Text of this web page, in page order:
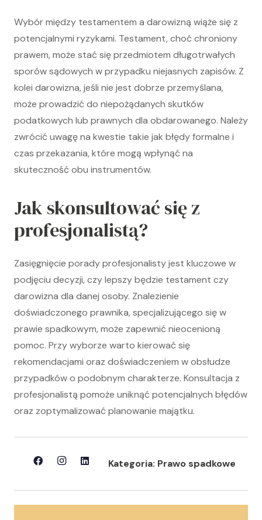
Wybór między testamentem a darowizną wiąże się z
potencjalnymi ryzykami. Testament, choć chroniony
prawem, może stać się przedmiotem długotrwałych
sporów sądowych w przypadku niejasnych zapisów. Z
kolei darowizna, jeśli nie jest dobrze przemyślana,
może prowadzić do niepożądanych skutków
podatkowych lub prawnych dla obdarowanego. Należy
zwrócić uwagę na kwestie takie jak błędy formalne i
czas przekazania, które mogą wpłynąć na
skuteczność obu instrumentów.
Jak skonsultować się z
profesjonalistą?
Zasięgnięcie porady profesjonalisty jest kluczowe w
podjęciu decyzji, czy lepszy będzie testament czy
darowizna dla danej osoby. Znalezienie
doświadczonego prawnika, specjalizującego się w
prawie spadkowym, może zapewnić nieocenioną
pomoc. Przy wyborze warto kierować się
rekomendacjami oraz doświadczeniem w obsłudze
przypadków o podobnym charakterze. Konsultacja z
profesjonalistą pomoże uniknąć potencjalnych błędów
oraz zoptymalizować planowanie majątku.
Kategoria: Prawo spadkowe